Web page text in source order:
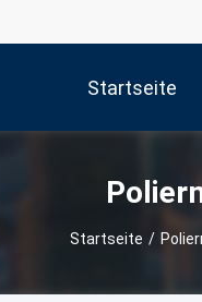
Startseite
Startseite /